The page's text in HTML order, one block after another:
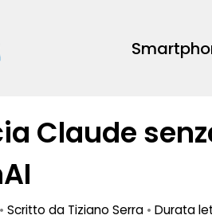
Claude
• Scritto da Tiziano Serra • Durata